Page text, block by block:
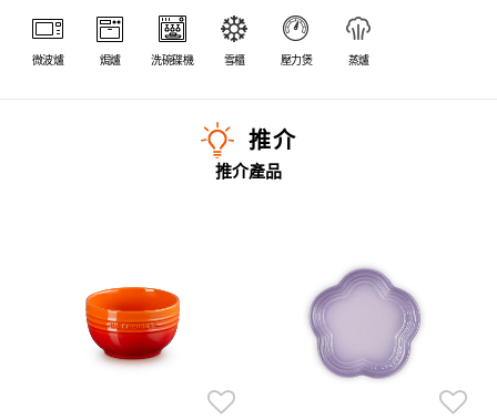
微波爐 焗爐 洗碗碟機 雪櫃 壓力煲 蒸爐
推介
推介產品